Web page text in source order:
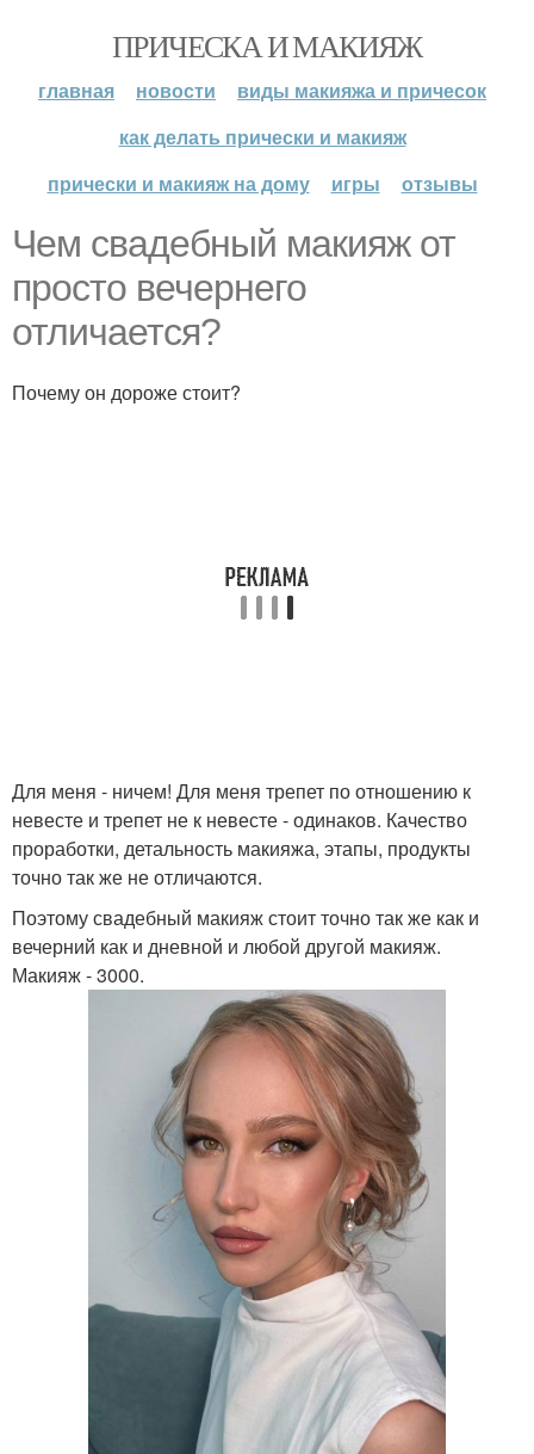
ПРИЧЕСКА И МАКИЯЖ
главная новости
виды макияжа и причесок
как делать прически и макияж
прически и макияж на дому
игры отзывы
Чем свадебный макияж от
просто вечернего
отличается?
Почему он дороже стоит?
Для меня - ничем! Для меня трепет по отношению к
невесте и трепет не к невесте - одинаков. Качество
проработки, детальность макияжа, этапы, продукты
точно так же не отличаются.
Поэтому свадебный макияж стоит точно так же как и
вечерний как и дневной и любой другой макияж.
Макияж - 3000.